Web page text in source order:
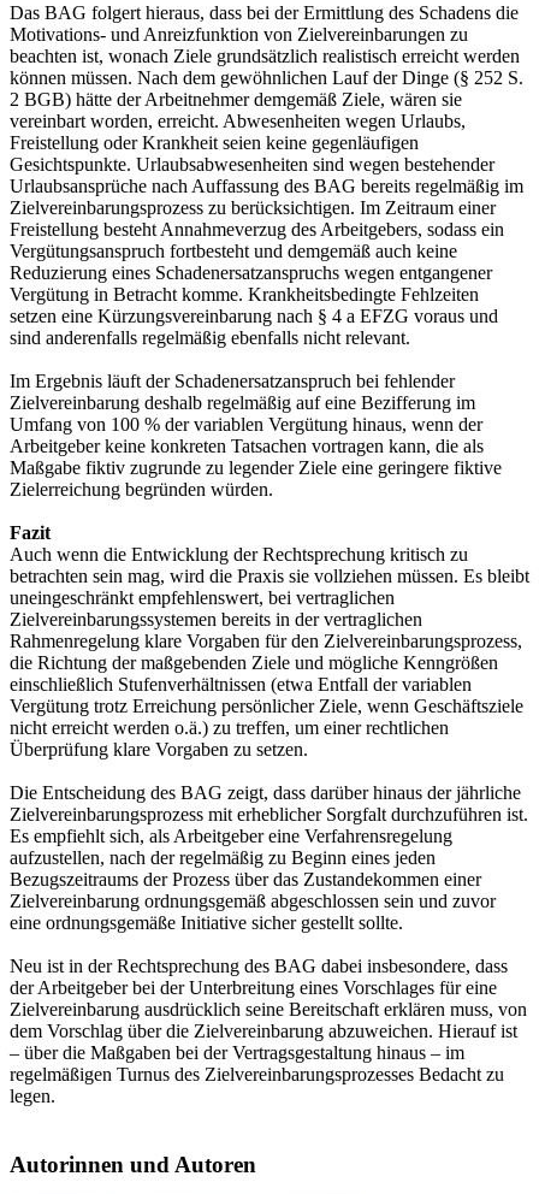
Das BAG folgert hieraus, dass bei der Ermittlung des Schadens die
Motivations- und Anreizfunktion von Zielvereinbarungen zu
beachten ist, wonach Ziele grundsätzlich realistisch erreicht werden
können müssen. Nach dem gewöhnlichen Lauf der Dinge (§ 252 S.
2 BGB) hätte der Arbeitnehmer demgemäß Ziele, wären sie
vereinbart worden, erreicht. Abwesenheiten wegen Urlaubs,
Freistellung oder Krankheit seien keine gegenläufigen
Gesichtspunkte. Urlaubsabwesenheiten sind wegen bestehender
Urlaubsansprüche nach Auffassung des BAG bereits regelmäßig im
Zielvereinbarungsprozess zu berücksichtigen. Im Zeitraum einer
Freistellung besteht Annahmeverzug des Arbeitgebers, sodass ein
Vergütungsanspruch fortbesteht und demgemäß auch keine
Reduzierung eines Schadenersatzanspruchs wegen entgangener
Vergütung in Betracht komme. Krankheitsbedingte Fehlzeiten
setzen eine Kürzungsvereinbarung nach § 4 a EFZG voraus und
sind anderenfalls regelmäßig ebenfalls nicht relevant.
Im Ergebnis läuft der Schadenersatzanspruch bei fehlender
Zielvereinbarung deshalb regelmäßig auf eine Bezifferung im
Umfang von 100 % der variablen Vergütung hinaus, wenn der
Arbeitgeber keine konkreten Tatsachen vortragen kann, die als
Maßgabe fiktiv zugrunde zu legender Ziele eine geringere fiktive
Zielerreichung begründen würden.
Fazit
Auch wenn die Entwicklung der Rechtsprechung kritisch zu
betrachten sein mag, wird die Praxis sie vollziehen müssen. Es bleibt
uneingeschränkt empfehlenswert, bei vertraglichen
Zielvereinbarungssystemen bereits in der vertraglichen
Rahmenregelung klare Vorgaben für den Zielvereinbarungsprozess,
die Richtung der maßgebenden Ziele und mögliche Kenngrößen
einschließlich Stufenverhältnissen (etwa Entfall der variablen
Vergütung trotz Erreichung persönlicher Ziele, wenn Geschäftsziele
nicht erreicht werden o.ä.) zu treffen, um einer rechtlichen
Überprüfung klare Vorgaben zu setzen.
Die Entscheidung des BAG zeigt, dass darüber hinaus der jährliche
Zielvereinbarungsprozess mit erheblicher Sorgfalt durchzuführen ist.
Es empfiehlt sich, als Arbeitgeber eine Verfahrensregelung
aufzustellen, nach der regelmäßig zu Beginn eines jeden
Bezugszeitraums der Prozess über das Zustandekommen einer
Zielvereinbarung ordnungsgemäß abgeschlossen sein und zuvor
eine ordnungsgemäße Initiative sicher gestellt sollte.
Neu ist in der Rechtsprechung des BAG dabei insbesondere, dass
der Arbeitgeber bei der Unterbreitung eines Vorschlages für eine
Zielvereinbarung ausdrücklich seine Bereitschaft erklären muss, von
dem Vorschlag über die Zielvereinbarung abzuweichen. Hierauf ist
– über die Maßgaben bei der Vertragsgestaltung hinaus – im
regelmäßigen Turnus des Zielvereinbarungsprozesses Bedacht zu
legen.
Autorinnen und Autoren